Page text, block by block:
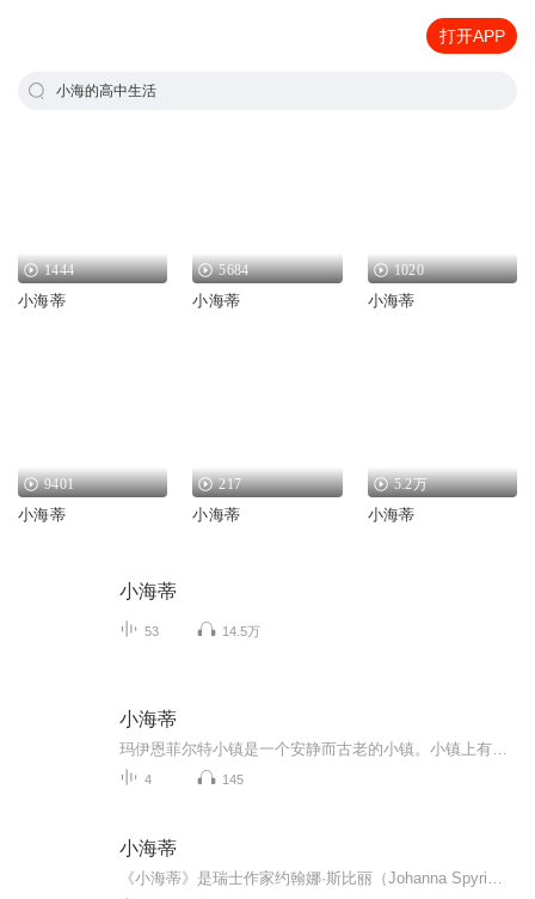
打开APP
小海的高中生活
1444
小海蒂
5684
小海蒂
1020
小海蒂
9401
小海蒂
217
小海蒂
5.2万
小海蒂
小海蒂
53 14.5万
小海蒂
4 145
小海蒂